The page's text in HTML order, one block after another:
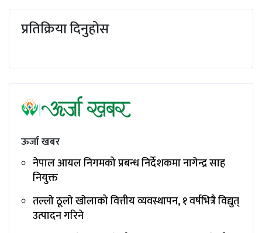
प्रतिक्रिया दिनुहोस
ऊर्जा खबर
नेपाल आयल निगमको प्रबन्ध निर्देशकमा नागेन्द्र साह
नियुक्त
तल्लाे ठूलाे खाेलाको वित्तीय व्यवस्थापन, १ वर्षभित्रै विद्युत्
उत्पादन गरिने